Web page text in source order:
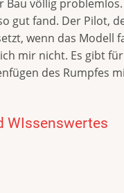
Bau völlig
gut fand. Der Pilot,
wenn das Modell
mir nicht. Es gibt
des Rumpfes
WIssenswertes